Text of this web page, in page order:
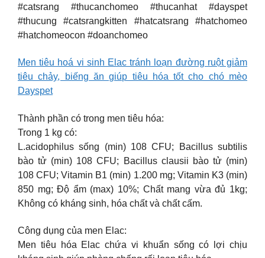
#catsrang #thucanchomeo #thucanhat #dayspet
#thucung #catsrangkitten #hatcatsrang #hatchomeo
#hatchomeocon #doanchomeo
Men tiêu hoá vi sinh Elac tránh loạn đường ruột giảm
tiêu chảy, biếng ăn giúp tiêu hóa tốt cho chó mèo
Dayspet
Thành phần có trong men tiêu hóa:
Trong 1 kg có:
L.acidophilus sống (min) 108 CFU; Bacillus subtilis
bào tử (min) 108 CFU; Bacillus clausii bào tử (min)
108 CFU; Vitamin B1 (min) 1.200 mg; Vitamin K3 (min)
850 mg; Độ ẩm (max) 10%; Chất mang vừa đủ 1kg;
Không có kháng sinh, hóa chất và chất cấm.
Công dụng của men Elac:
Men tiêu hóa Elac chứa vi khuẩn sống có lợi chịu